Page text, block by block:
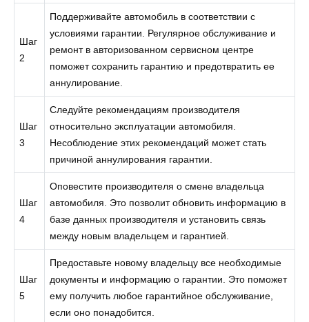
Шаг
2
Поддерживайте автомобиль в соответствии с
условиями гарантии. Регулярное обслуживание и
ремонт в авторизованном сервисном центре
поможет сохранить гарантию и предотвратить ее
аннулирование.
Шаг
3
Следуйте рекомендациям производителя
относительно эксплуатации автомобиля.
Несоблюдение этих рекомендаций может стать
причиной аннулирования гарантии.
Шаг
4
Оповестите производителя о смене владельца
автомобиля. Это позволит обновить информацию в
базе данных производителя и установить связь
между новым владельцем и гарантией.
Шаг
5
Предоставьте новому владельцу все необходимые
документы и информацию о гарантии. Это поможет
ему получить любое гарантийное обслуживание,
если оно понадобится.